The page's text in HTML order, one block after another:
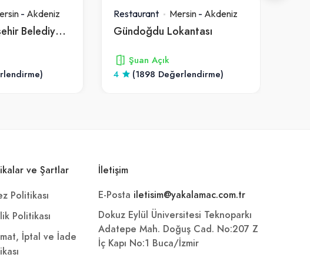
- Akdeniz
Mersin Büyükşehir Belediyesi Ekmek Fabrikasi
Restaurant Mersin- Akdeniz
Gündoğdu Lokantası
Şuan Açık
4
(1898 Değerlendirme)
ve Şartlar
Politikası
Politikası
İptal ve İade
İletişim
E-Posta iletisim@yakalamac.com.tr
Dokuz Eylül Üniversitesi Teknoparkı
Adatepe Mah. Doğuş Cad. No:207 Z
İç Kapı No:1 Buca/İzmir